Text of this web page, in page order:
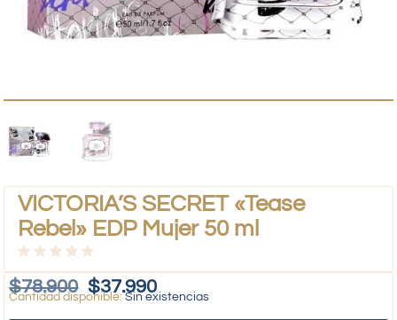
VICTORIA’S SECRET «Tease
Rebel» EDP Mujer 50 ml
$78.900 $37.990
Sin existencias